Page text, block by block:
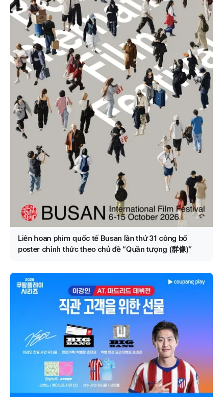
Liên hoan phim quốc tế Busan lần thứ 31 công bố
poster chính thức theo chủ đề “Quần tượng (群像)”